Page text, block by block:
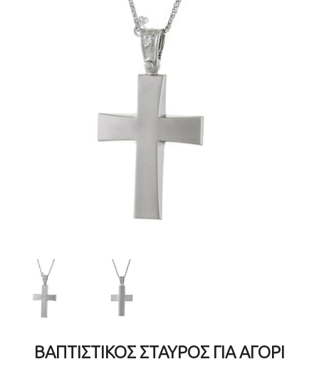
ΒΑΠΤΙΣΤΙΚΌΣ ΣΤΑΥΡΌΣ ΓΙΑ ΑΓΌΡΙ